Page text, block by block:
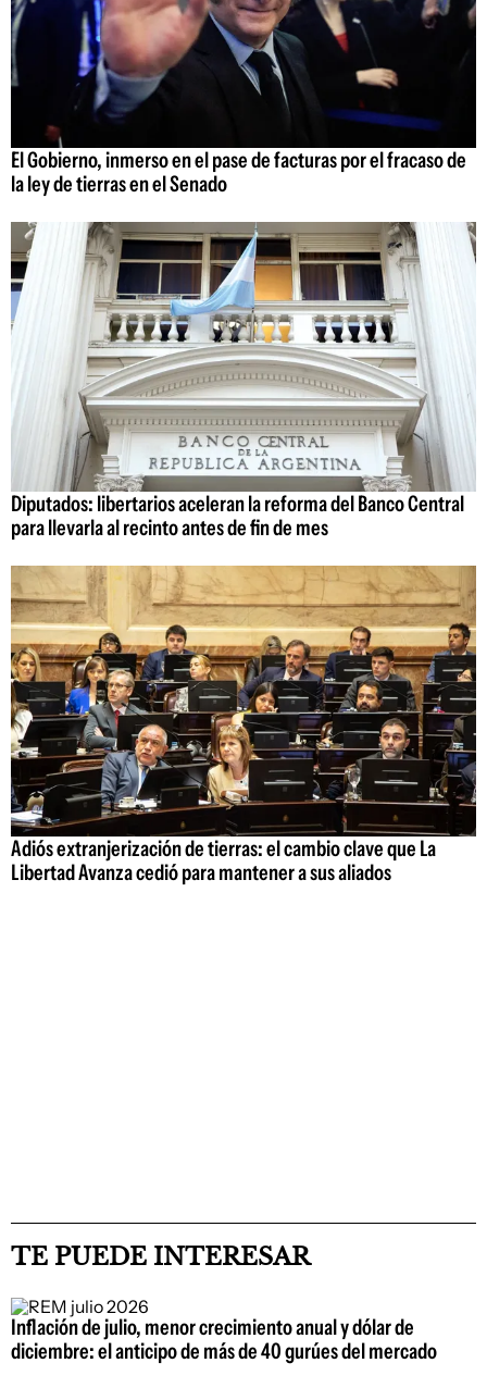
El Gobierno, inmerso en el pase de facturas por el fracaso de
la ley de tierras en el Senado
Diputados: libertarios aceleran la reforma del Banco Central
para llevarla al recinto antes de fin de mes
Adiós extranjerización de tierras: el cambio clave que La
Libertad Avanza cedió para mantener a sus aliados
TE PUEDE INTERESAR
Inflación de julio, menor crecimiento anual y dólar de
diciembre: el anticipo de más de 40 gurúes del mercado